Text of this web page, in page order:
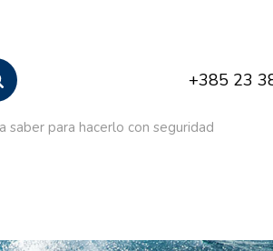
+385 23
para hacerlo con seguridad